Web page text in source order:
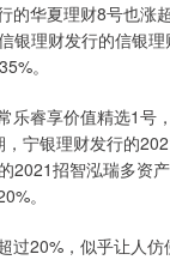
的华夏理财8号也涨
银理财发行的信银
。
乐睿享价值精选1号
宁银理财发行的
2021招智泓瑞多资
。
过20%，似乎让人